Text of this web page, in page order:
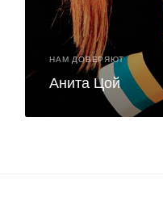
НАМ ДОВЕРЯЮТ
Анита Цой